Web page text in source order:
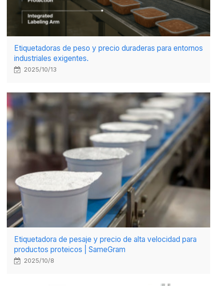
Etiquetadoras de peso y precio duraderas para entornos
industriales exigentes.
2025/10/13
Etiquetadora de pesaje y precio de alta velocidad para
productos proteicos | SameGram
2025/10/8